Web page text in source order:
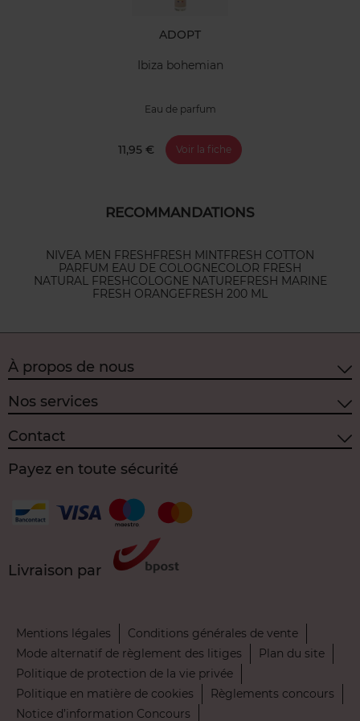
ADOPT
Ibiza bohemian
Eau de parfum
11,95 € Voir la fiche
RECOMMANDATIONS
NIVEA MEN FRESHFRESH MINTFRESH COTTON
PARFUM EAU DE COLOGNECOLOR FRESH
NATURAL FRESHCOLOGNE NATUREFRESH MARINE
FRESH ORANGEFRESH 200 ML
À propos de nous
Nos services
Contact
Payez en toute sécurité
Livraison par
Mentions légales
Conditions générales de vente
Mode alternatif de règlement des litiges
Plan du site
Politique de protection de la vie privée
Politique en matière de cookies
Règlements concours
Notice d’information Concours